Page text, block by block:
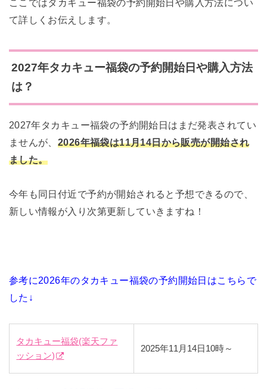
ここではタカキュー福袋の予約開始日や購入方法につい
て詳しくお伝えします。
2027年タカキュー福袋の予約開始日や購入方法
は？
2027年タカキュー福袋の予約開始日はまだ発表されてい
ませんが、 2026年福袋は11月14日から販売が開始され
ました。
今年も同日付近で予約が開始されると予想できるので、
新しい情報が入り次第更新していきますね！
参考に2026年のタカキュー福袋の予約開始日はこちらで
した↓
タカキュー福袋(楽天ファ
ッション)
2025年11月14日10時～